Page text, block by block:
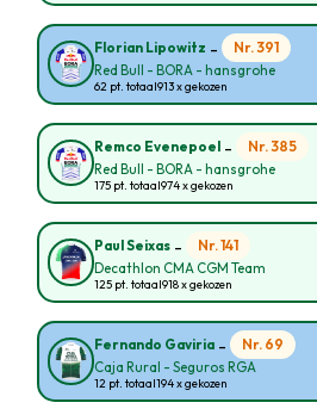
Florian Lipowitz - Nr. 391
Red Bull - BORA - hansgrohe
62 pt. totaal913 x gekozen
Remco Evenepoel - Nr. 385
Red Bull - BORA - hansgrohe
175 pt. totaal974 x gekozen
Paul Seixas - Nr. 141
Decathlon CMA CGM Team
125 pt. totaal918 x gekozen
Fernando Gaviria - Nr. 69
Caja Rural - Seguros RGA
12 pt. totaal194 x gekozen